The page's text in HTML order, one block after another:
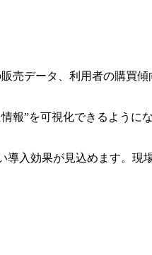
売データ、利用者の購買
報”を可視化できるように
入効果が見込めます。現